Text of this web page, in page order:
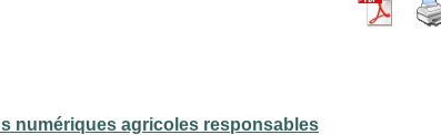
numériques agricoles responsables